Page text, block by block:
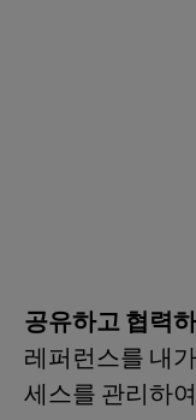
공유하고 협력
레퍼런스를 내
세스를 관리하